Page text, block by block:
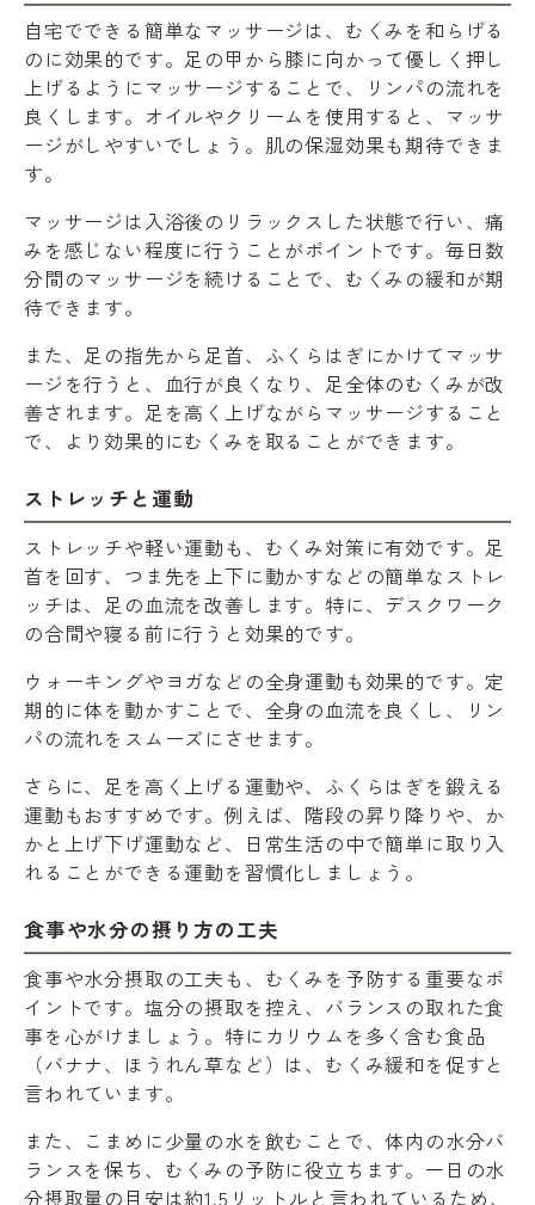
自宅でできる簡単なマッサージは、むくみを和らげる
のに効果的です。足の甲から膝に向かって優しく押し
上げるようにマッサージすることで、リンパの流れを
良くします。オイルやクリームを使用すると、マッサ
ージがしやすいでしょう。肌の保湿効果も期待できま
す。
マッサージは入浴後のリラックスした状態で行い、痛
みを感じない程度に行うことがポイントです。毎日数
分間のマッサージを続けることで、むくみの緩和が期
待できます。
また、足の指先から足首、ふくらはぎにかけてマッサ
ージを行うと、血行が良くなり、足全体のむくみが改
善されます。足を高く上げながらマッサージすること
で、より効果的にむくみを取ることができます。
ストレッチと運動
ストレッチや軽い運動も、むくみ対策に有効です。足
首を回す、つま先を上下に動かすなどの簡単なストレ
ッチは、足の血流を改善します。特に、デスクワーク
の合間や寝る前に行うと効果的です。
ウォーキングやヨガなどの全身運動も効果的です。定
期的に体を動かすことで、全身の血流を良くし、リン
パの流れをスムーズにさせます。
さらに、足を高く上げる運動や、ふくらはぎを鍛える
運動もおすすめです。例えば、階段の昇り降りや、か
かと上げ下げ運動など、日常生活の中で簡単に取り入
れることができる運動を習慣化しましょう。
食事や水分の摂り方の工夫
食事や水分摂取の工夫も、むくみを予防する重要なポ
イントです。塩分の摂取を控え、バランスの取れた食
事を心がけましょう。特にカリウムを多く含む食品
（バナナ、ほうれん草など）は、むくみ緩和を促すと
言われています。
また、こまめに少量の水を飲むことで、体内の水分バ
ランスを保ち、むくみの予防に役立ちます。一日の水
分摂取量の目安は約1.5リットルと言われているため、